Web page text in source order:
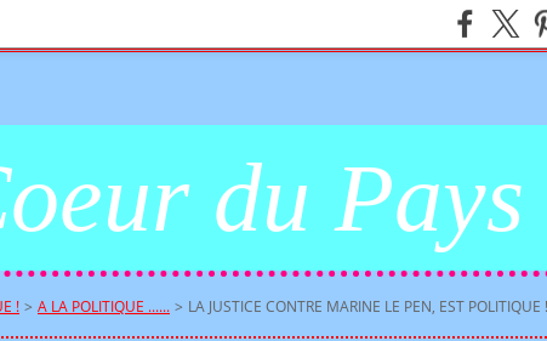
du
! > A LA POLITIQUE ...... > LA JUSTICE CONTRE MARINE LE PEN, EST POLITIQUE